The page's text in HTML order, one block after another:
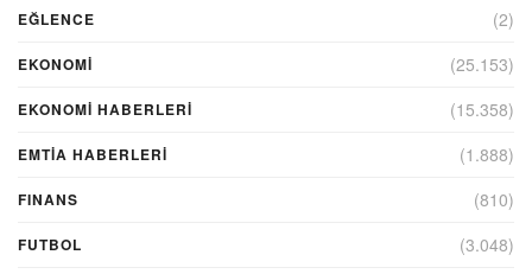
EĞLENCE (2)
EKONOMİ (25.153)
EKONOMI HABERLERI (15.358)
EMTIA HABERLERI (1.888)
FINANS (810)
FUTBOL (3.048)